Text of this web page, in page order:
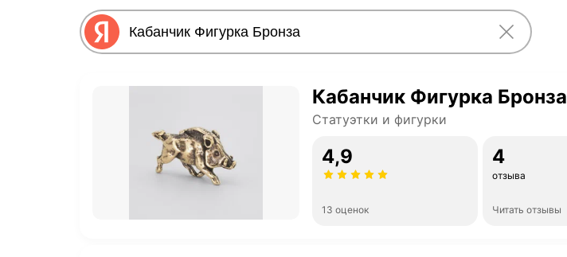
Кабанчик Фигурка Бронза
Статуэтки и фигурки
4,9
13 оценок
4
отзыва
Читать отзывы